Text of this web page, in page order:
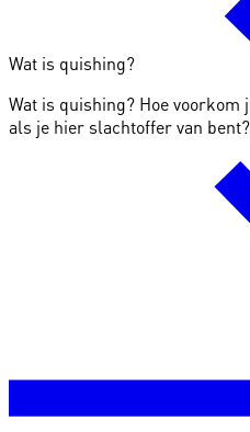
Wat is quishing?
Wat is quishing? Hoe voorkom
als je hier slachtoffer van bent?